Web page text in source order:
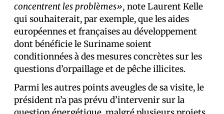
concentrent les problèmes», note Laurent Kelle
qui souhaiterait, par exemple, que les aides
européennes et françaises au développement
dont bénéficie le Suriname soient
conditionnées à des mesures concrètes sur les
questions d’orpaillage et de pêche illicites.
Parmi les autres points aveugles de sa visite, le
président n’a pas prévu d’intervenir sur la